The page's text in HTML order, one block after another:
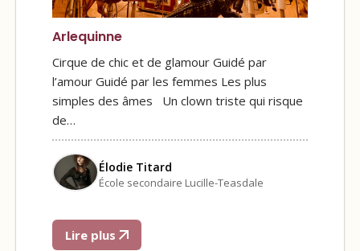
Arlequinne
Cirque de chic et de glamour Guidé par
l’amour Guidé par les femmes Les plus
simples des âmes Un clown triste qui risque
de…
Élodie Titard
École secondaire Lucille-Teasdale
Lire plus